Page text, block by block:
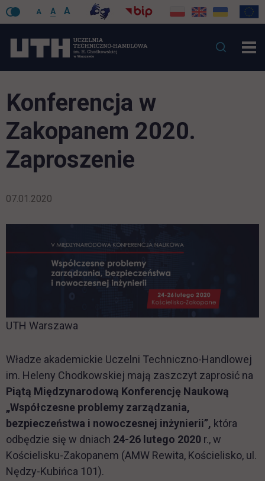
A A A
Konferencja w
Zakopanem 2020.
Zaproszenie
07.01.2020
UTH Warszawa
Władze akademickie Uczelni Techniczno-Handlowej
im. Heleny Chodkowskiej mają zaszczyt zaprosić na
Piątą Międzynarodową Konferencję Naukową
„Współczesne problemy zarządzania,
bezpieczeństwa i nowoczesnej inżynierii”, która
odbędzie się w dniach 24-26 lutego 2020 r., w
Kościelisku-Zakopanem (AMW Rewita, Kościelisko, ul.
Nędzy-Kubińca 101).